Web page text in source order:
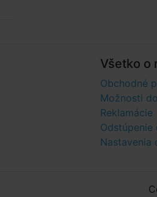
Všetko o
Obchodné
Možnosti
Reklamácie
Odstúpenie
Nastavenia